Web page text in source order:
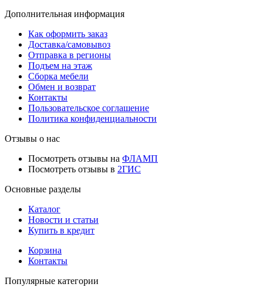
Дополнительная информация
Как оформить заказ
Доставка/самовывоз
Отправка в регионы
Подъем на этаж
Сборка мебели
Обмен и возврат
Контакты
Пользовательское соглашение
Политика конфиденциальности
Отзывы о нас
Посмотреть отзывы на ФЛАМП
Посмотреть отзывы в 2ГИС
Основные разделы
Каталог
Новости и статьи
Купить в кредит
Корзина
Контакты
Популярные категории